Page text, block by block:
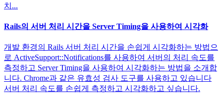
치...
Rails의 서버 처리 시간을 Server Timing을 사용하여 시각화
개발 환경의 Rails 서버 처리 시간을 손쉽게 시각화하는 방법으
로 ActiveSupport::Notifications를 사용하여 서버의 처리 속도를
측정하고 Server Timing을 사용하여 시각화하는 방법을 소개합
니다. Chrome과 같은 유효성 검사 도구를 사용하고 있습니다
서버 처리 속도를 손쉽게 측정하고 시각화하고 싶습니다.